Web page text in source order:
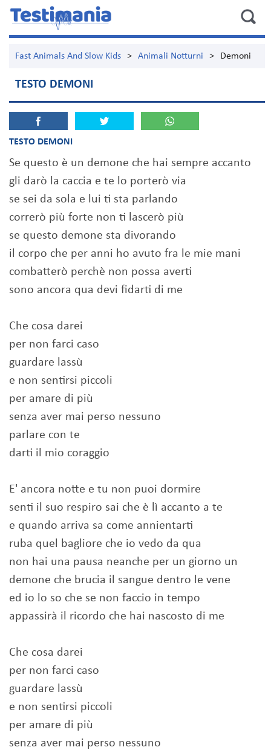
Fast Animals And Slow Kids > Animali Notturni > Demoni
TESTO DEMONI
TESTO DEMONI
Se questo è un demone che hai sempre accanto
gli darò la caccia e te lo porterò via
se sei da sola e lui ti sta parlando
correrò più forte non ti lascerò più
se questo demone sta divorando
il corpo che per anni ho avuto fra le mie mani
combatterò perchè non possa averti
sono ancora qua devi fidarti di me
Che cosa darei
per non farci caso
guardare lassù
e non sentirsi piccoli
per amare di più
senza aver mai perso nessuno
parlare con te
darti il mio coraggio
E' ancora notte e tu non puoi dormire
senti il suo respiro sai che è lì accanto a te
e quando arriva sa come annientarti
ruba quel bagliore che io vedo da qua
non hai una pausa neanche per un giorno un
demone che brucia il sangue dentro le vene
ed io lo so che se non faccio in tempo
appassirà il ricordo che hai nascosto di me
Che cosa darei
per non farci caso
guardare lassù
e non sentirsi piccoli
per amare di più
senza aver mai perso nessuno